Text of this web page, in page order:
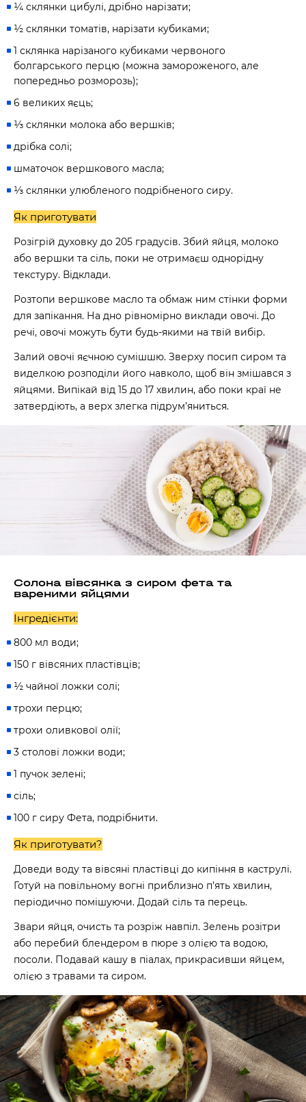
¼ склянки цибулі, дрібно нарізати;
½ склянки томатів, нарізати кубиками;
1 склянка нарізаного кубиками червоного
болгарського перцю (можна замороженого, але
попередньо розморозь);
6 великих яєць;
⅓ склянки молока або вершків;
дрібка солі;
шматочок вершкового масла;
⅓ склянки улюбленого подрібненого сиру.
Як приготувати
Розігрій духовку до 205 градусів. Збий яйця, молоко
або вершки та сіль, поки не отримаєш однорідну
текстуру. Відклади.
Розтопи вершкове масло та обмаж ним стінки форми
для запікання. На дно рівномірно виклади овочі. До
речі, овочі можуть бути будь-якими на твій вибір.
Залий овочі яєчною сумішшю. Зверху посип сиром та
виделкою розподіли його навколо, щоб він змішався з
яйцями. Випікай від 15 до 17 хвилин, або поки краї не
затвердіють, а верх злегка підрум’яниться.
Солона вівсянка з сиром фета та
вареними яйцями
Інгредієнти:
800 мл води;
150 г вівсяних пластівців;
½ чайної ложки солі;
трохи перцю;
трохи оливкової олії;
3 столові ложки води;
1 пучок зелені;
сіль;
100 г сиру Фета, подрібнити.
Як приготувати?
Доведи воду та вівсяні пластівці до кипіння в каструлі.
Готуй на повільному вогні приблизно п’ять хвилин,
періодично помішуючи. Додай сіль та перець.
Звари яйця, очисть та розріж навпіл. Зелень розітри
або перебий блендером в пюре з олією та водою,
посоли. Подавай кашу в піалах, прикрасивши яйцем,
олією з травами та сиром.